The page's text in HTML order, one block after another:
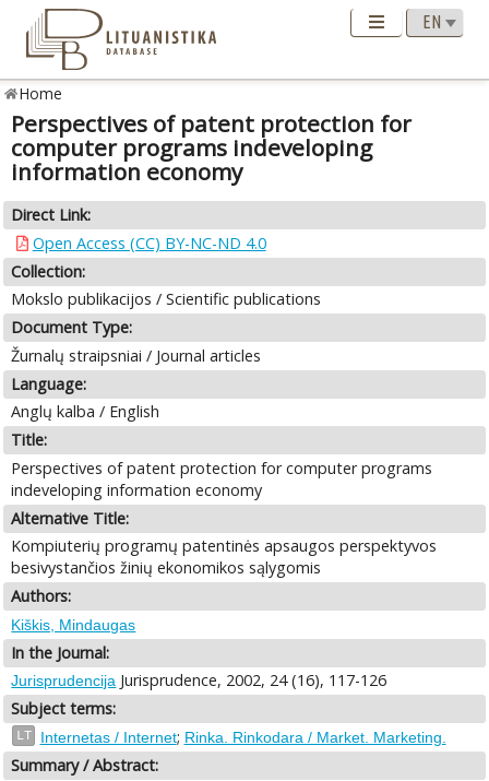
Home
Perspectives of patent protection for
computer programs indeveloping
information economy
Direct Link:
Open Access (CC) BY-NC-ND 4.0
Collection:
Mokslo publikacijos / Scientific publications
Document Type:
Žurnalų straipsniai / Journal articles
Language:
Anglų kalba / English
Title:
Perspectives of patent protection for computer programs
indeveloping information economy
Alternative Title:
Kompiuterių programų patentinės apsaugos perspektyvos
besivystančios žinių ekonomikos sąlygomis
Authors:
Kiškis, Mindaugas
In the Journal:
Jurisprudencija Jurisprudence, 2002, 24 (16), 117-126
Subject terms:
LT Internetas / Internet; Rinka. Rinkodara / Market. Marketing.
Summary / Abstract: